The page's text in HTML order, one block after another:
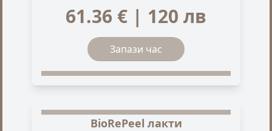
61.36 € | 120 лв
Запази час
BioRePeel лакти